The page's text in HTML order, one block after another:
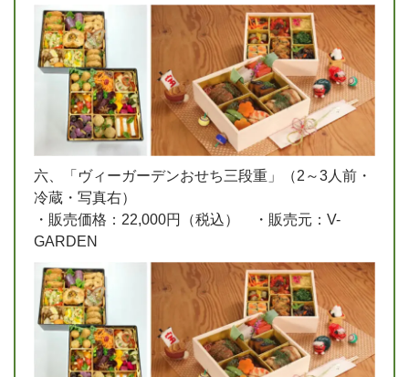
六、「ヴィーガーデンおせち三段重」（2～3人前・
冷蔵・写真右）
・販売価格：22,000円（税込） ・販売元：V-
GARDEN